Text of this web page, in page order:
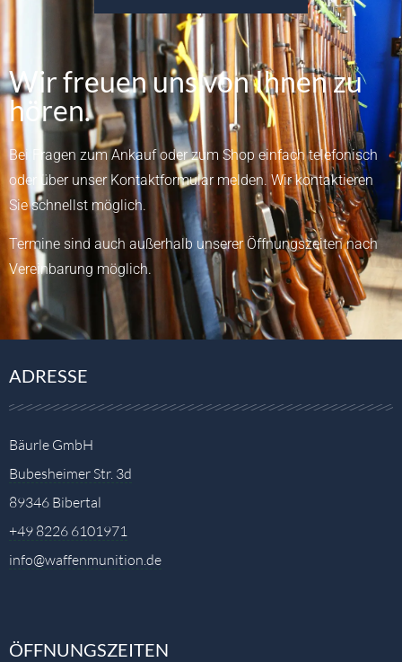
Wir freuen uns von Ihnen zu
hören.
Bei Fragen zum Ankauf oder zum Shop einfach telefonisch
oder über unser Kontaktformularmelden.Wir kontaktieren
Sie schnellst möglich.
Termine sind auch außerhalb unserer Öffnungszeiten nach
Vereinbarung möglich.
ADRESSE
Bäurle GmbH
Bubesheimer Str. 3d
89346 Bibertal
+49 8226 6101971
info@waffenmunition.de
ÖFFNUNGSZEITEN